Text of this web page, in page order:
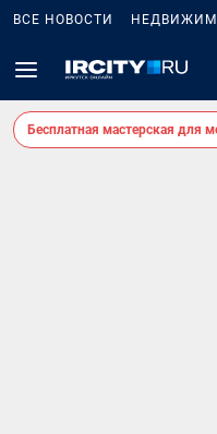
ВСЕ НОВОСТИ
Бесплатная мастерская для